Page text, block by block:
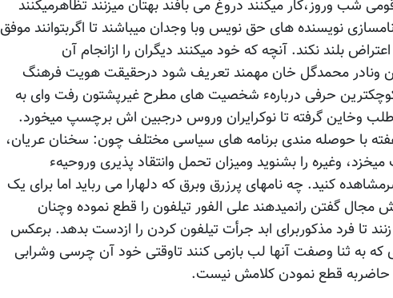
شب وروز،کار میکنند دروغ می بافند بهتان میزنند تظاهرمیکنند
نویسنده های حق نویس وبا وجدان میباشند تا اگربتوانند موفق
بلند نکند. آنچه که خود میکنند دیگران را ازانجام آن
ونادر محمدگل خان مهمند تعریف شود درحقیقت هویت فرهنگ
حرفی دربارهء شخصیت های مطرح غیرپشتون رفت وای به
طلب وخاین گرفته تا نوکرایران وروس درجبین اش برچسپ میخورد.
با حوصله مندی برنامه های سیاسی مختلف چون: سخنان عریان،
وغیره را بشنوید ومیزان تحمل وانتقاد پذیری وروحیهء
کنید. چه نامهای پرزرق وبرق که دلهارا می رباید اما برای یک
گفتن رانمیدهند علی الفور تیلفون را قطع نموده وچنان
تا فرد مذکوربرای ابد جرأت تیلفون کردن را ازدست بدهد. برعکس
که به ثنا وصفت آنها لب بازمی کنند تاوقتی خود آن چرسی وشرابی
حاضربه قطع نمودن کلامش نیست.